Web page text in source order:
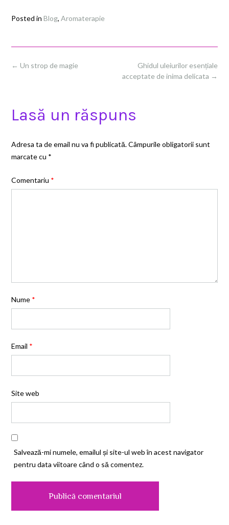
Posted in Blog, Aromaterapie
Post
Ghidul uleiurilor esențiale
acceptate de inima delicata →
← Un strop de magie
Lasă un răspuns
Adresa ta de email nu va fi publicată.Câmpurile obligatorii sunt
marcate cu *
Comentariu *
Nume *
Email *
Site web
Salvează-mi numele, emailul și site-ul web în acest navigator
pentru data viitoare când o să comentez.